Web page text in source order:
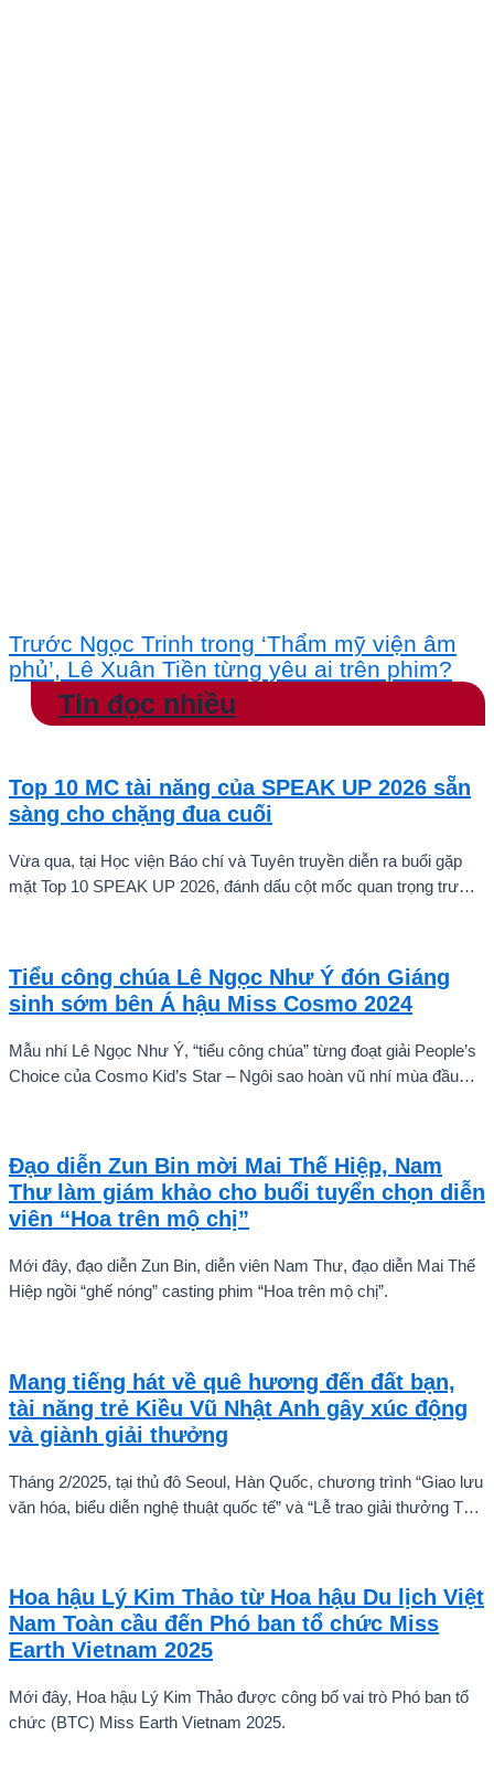
Trước Ngọc Trinh trong ‘Thẩm mỹ viện âm
phủ’, Lê Xuân Tiền từng yêu ai trên phim?
Tin đọc nhiều
Top 10 MC tài năng của SPEAK UP 2026 sẵn
sàng cho chặng đua cuối
Vừa qua, tại Học viện Báo chí và Tuyên truyền diễn ra buổi gặp
mặt Top 10 SPEAK UP 2026, đánh dấu cột mốc quan trọng trước
Tiểu công chúa Lê Ngọc Như Ý đón Giáng
sinh sớm bên Á hậu Miss Cosmo 2024
Mẫu nhí Lê Ngọc Như Ý, “tiểu công chúa” từng đoạt giải People’s
Choice của Cosmo Kid’s Star – Ngôi sao hoàn vũ nhí mùa đầu
Đạo diễn Zun Bin mời Mai Thế Hiệp, Nam
Thư làm giám khảo cho buổi tuyển chọn diễn
viên “Hoa trên mộ chị”
Mới đây, đạo diễn Zun Bin, diễn viên Nam Thư, đạo diễn Mai Thế
Hiệp ngồi “ghế nóng” casting phim “Hoa trên mộ chị”.
Mang tiếng hát về quê hương đến đất bạn,
tài năng trẻ Kiều Vũ Nhật Anh gây xúc động
và giành giải thưởng
Tháng 2/2025, tại thủ đô Seoul, Hàn Quốc, chương trình “Giao lưu
văn hóa, biểu diễn nghệ thuật quốc tế” và “Lễ trao giải thưởng Tài
ấn tượng mạnh với giọng hát trữ tình sâu lắng, mang đậm hơi thở
quê hương.
Hoa hậu Lý Kim Thảo từ Hoa hậu Du lịch Việt
Nam Toàn cầu đến Phó ban tổ chức Miss
Earth Vietnam 2025
Mới đây, Hoa hậu Lý Kim Thảo được công bố vai trò Phó ban tổ
chức (BTC) Miss Earth Vietnam 2025.